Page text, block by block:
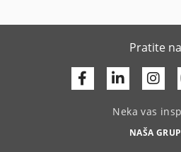
Pratite
Facebook
Linkedin
Neka vas
NAŠA